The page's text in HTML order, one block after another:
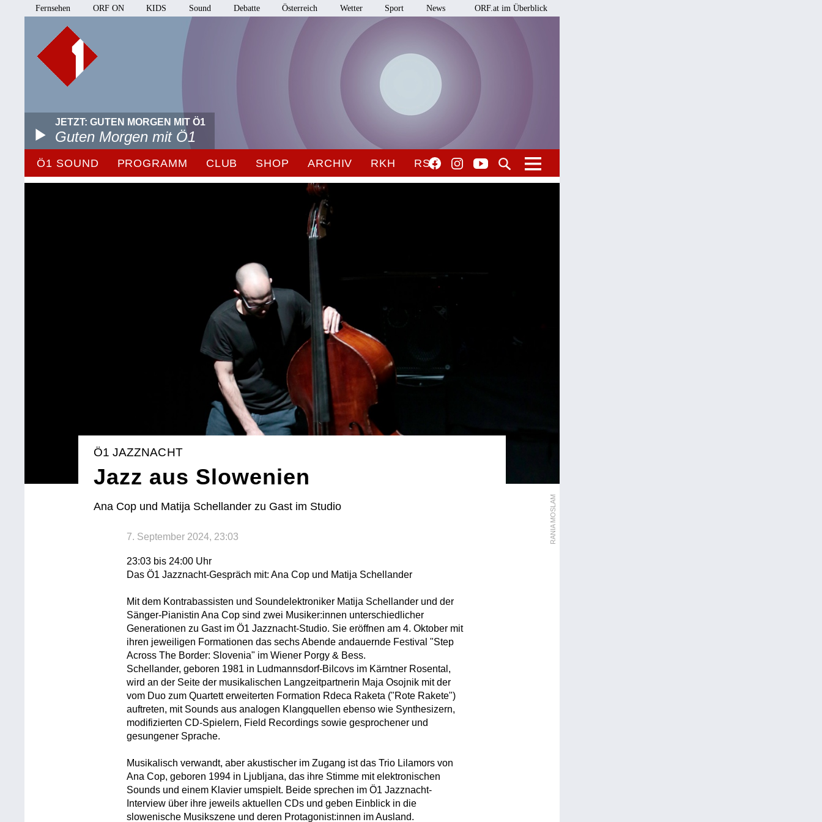
Fernsehen ORF ON KIDS Sound Debatte Österreich Wetter Sport News ORF.at im Überblick
JETZT: GUTEN MORGEN MIT Ö1
Guten Morgen mit Ö1
Ö1 SOUND PROGRAMM CLUB SHOP ARCHIV RKH RSO
RANIA MOSLAM
Ö1 JAZZNACHT
Jazz aus Slowenien
Ana Cop und Matija Schellander zu Gast im Studio
7. September 2024, 23:03
23:03 bis 24:00 Uhr
Das Ö1 Jazznacht-Gespräch mit: Ana Cop und Matija Schellander
Mit dem Kontrabassisten und Soundelektroniker Matija Schellander und der
Sänger-Pianistin Ana Cop sind zwei Musiker:innen unterschiedlicher
Generationen zu Gast im Ö1 Jazznacht-Studio. Sie eröffnen am 4. Oktober mit
ihren jeweiligen Formationen das sechs Abende andauernde Festival "Step
Across The Border: Slovenia" im Wiener Porgy & Bess.
Schellander, geboren 1981 in Ludmannsdorf-Bilcovs im Kärntner Rosental,
wird an der Seite der musikalischen Langzeitpartnerin Maja Osojnik mit der
vom Duo zum Quartett erweiterten Formation Rdeca Raketa ("Rote Rakete")
auftreten, mit Sounds aus analogen Klangquellen ebenso wie Synthesizern,
modifizierten CD-Spielern, Field Recordings sowie gesprochener und
gesungener Sprache.
Musikalisch verwandt, aber akustischer im Zugang ist das Trio Lilamors von
Ana Cop, geboren 1994 in Ljubljana, das ihre Stimme mit elektronischen
Sounds und einem Klavier umspielt. Beide sprechen im Ö1 Jazznacht-
Interview über ihre jeweils aktuellen CDs und geben Einblick in die
slowenische Musikszene und deren Protagonist:innen im Ausland.